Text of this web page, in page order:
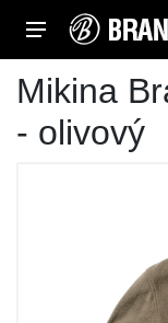
Mikina
- olivový